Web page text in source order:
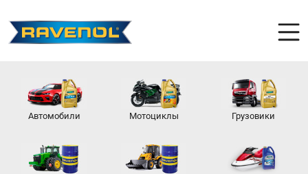
Автомобили Мотоциклы Грузовики